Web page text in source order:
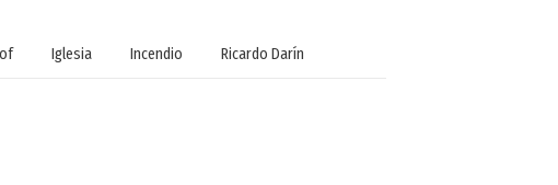
Iglesia Incendio Ricardo Darín